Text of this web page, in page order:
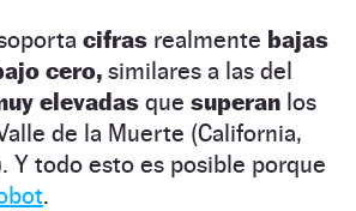
cifras realmente bajas
cero, similares a las del
elevadas que superan los
de la Muerte (California,
Y todo esto es posible porque
.